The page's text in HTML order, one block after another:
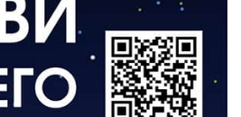
и готовность к